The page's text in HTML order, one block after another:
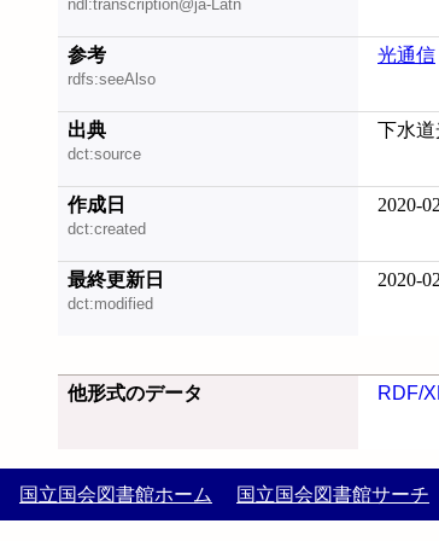
ndl:transcription@ja-Latn
参考
rdfs:seeAlso
光通信
出典
dct:source
下水道
作成日
dct:created
2020-
最終更新日
dct:modified
2020-
他形式のデータ RDF/
国立国会図書館ホーム 国立国会図書館サーチ